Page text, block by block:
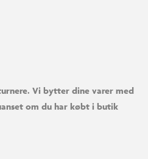
Vi bytter dine varer med
om du har købt i butik